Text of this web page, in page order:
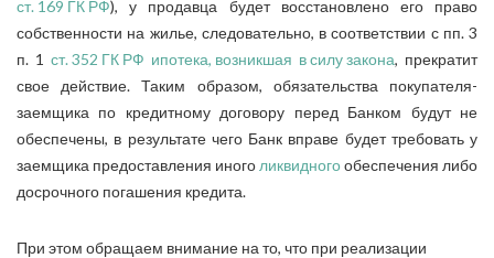
ст. 169 ГК РФ), у продавца будет восстановлено его право
собственности на жилье, следовательно, в соответствии с пп. 3
п. 1 ст. 352 ГК РФ ипотека, возникшая в силу закона, прекратит
свое действие. Таким образом, обязательства покупателя-
заемщика по кредитному договору перед Банком будут не
обеспечены, в результате чего Банк вправе будет требовать у
заемщика предоставления иного ликвидногообеспечения либо
досрочного погашения кредита.
При этом обращаем внимание на то, что при реализации